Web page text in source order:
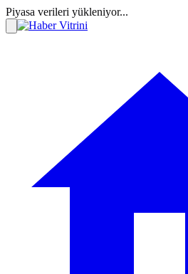
Piyasa verileri yükleniyor...